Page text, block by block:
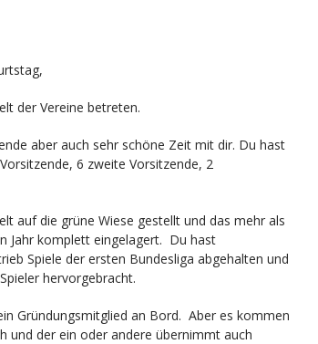
der Vereine betreten.
aber auch sehr schöne Zeit mit dir. Du hast
6 zweite Vorsitzende, 2
auf die grüne Wiese gestellt und das mehr als
Jahr komplett eingelagert. Du hast
Spiele der ersten Bundesliga abgehalten und
hervorgebracht.
Gründungsmitglied an Bord. Aber es kommen
und der ein oder andere übernimmt auch